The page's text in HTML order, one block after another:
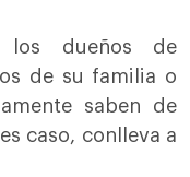
los dueños de
de su familia o
saben de
caso, conlleva a